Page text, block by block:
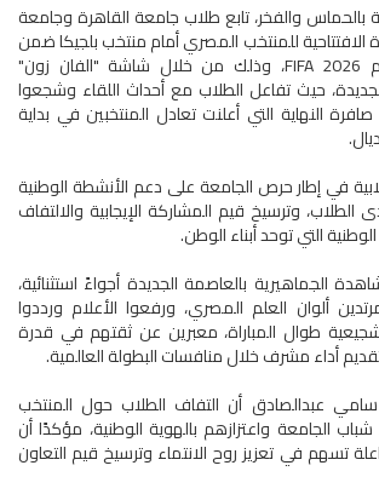
بالحماس والفخر، تابع طلاب جامعة القاهرة وجامعة
الافتتاحية للمنتخب المصري أمام منتخب بلجيكا ضمن
منافسات كأس العالم FIFA 2026، وذلك من خلال شاشة "الفان زون"
حيث تفاعل الطلاب مع أحداث اللقاء وشجعوا
النهاية التي أعلنت تعادل المنتخبين في بداية
في إطار حرص الجامعة على دعم الأنشطة الوطنية
الطلاب، وترسيخ قيم المشاركة الإيجابية والالتفاف
التي توحد أبناء الوطن.
الجماهيرية بالعاصمة الجديدة أجواءً استثنائية،
ألوان العلم المصري، ورفعوا الأعلام ورددوا
طوال المباراة، معبرين عن ثقتهم في قدرة
أداء مشرف خلال منافسات البطولة العالمية.
عبدالصادق أن التفاف الطلاب حول المنتخب
الجامعة واعتزازهم بالهوية الوطنية، مؤكدًا أن
تسهم في تعزيز روح الانتماء وترسيخ قيم التعاون